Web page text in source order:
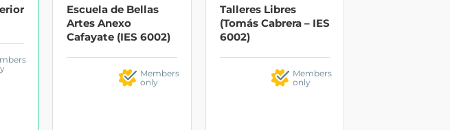
Escuela de Bellas
Artes Anexo
Cafayate (IES 6002)
Members
only
Talleres Libres
(Tomás Cabrera – IES
6002)
Members
only